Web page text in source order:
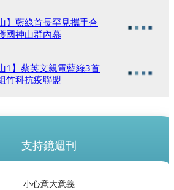
】藍綠首長罕見攜手合
神山群內幕
1】蔡英文親電藍綠3首
科抗疫聯盟
支持鏡週刊
小心意大意義